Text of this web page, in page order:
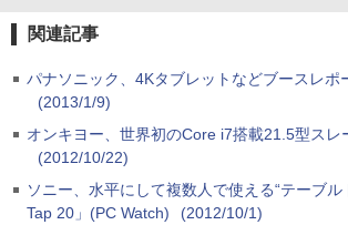
関連記事
パナソニック、4Kタブレットなどブースレポ
(2013/1/9)
オンキヨー、世界初のCore i7搭載21.5型スレ
(2012/10/22)
ソニー、水平にして複数人で使える“テーブル
Tap 20」(PC Watch)
(2012/10/1)